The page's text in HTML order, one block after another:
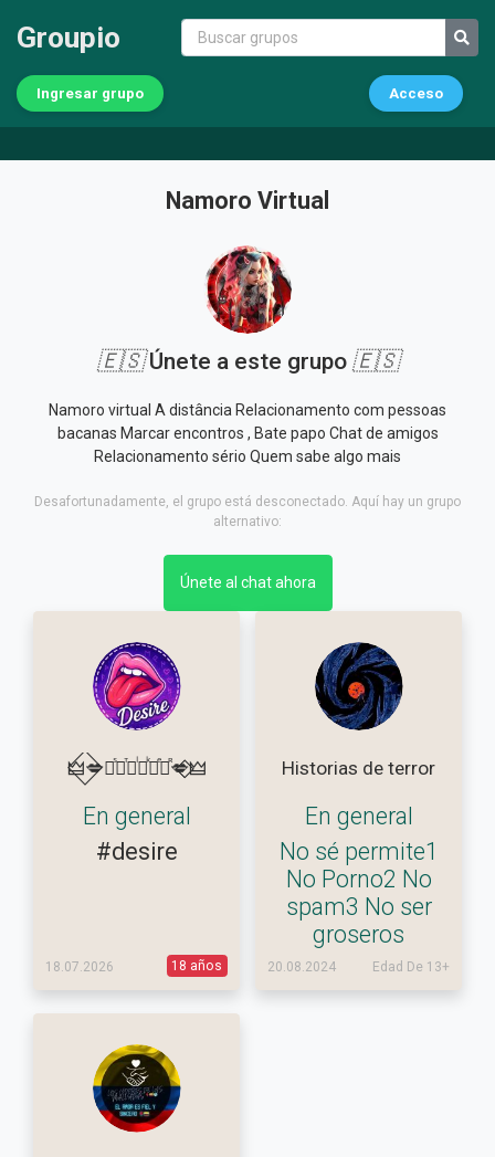
Groupio
Ingresar grupo Acceso
Namoro Virtual
🇪🇸Únete a este grupo 🇪🇸
Namoro virtual A distância Relacionamento com pessoas
bacanas Marcar encontros , Bate papo Chat de amigos
Relacionamento sério Quem sabe algo mais
Desafortunadamente, el grupo está desconectado. Aquí hay un grupo
alternativo:
Únete al chat ahora
🜲⃟💋Ⓓᷤⓔⷮⓢᷝⓘᷜⓡⷷⓔᷢ💋⃟⃟🜲
En general
#desire
18.07.2026 18 años
Historias de terror
En general
No sé permite1
No Porno2 No
spam3 No ser
groseros
20.08.2024 Edad De 13+